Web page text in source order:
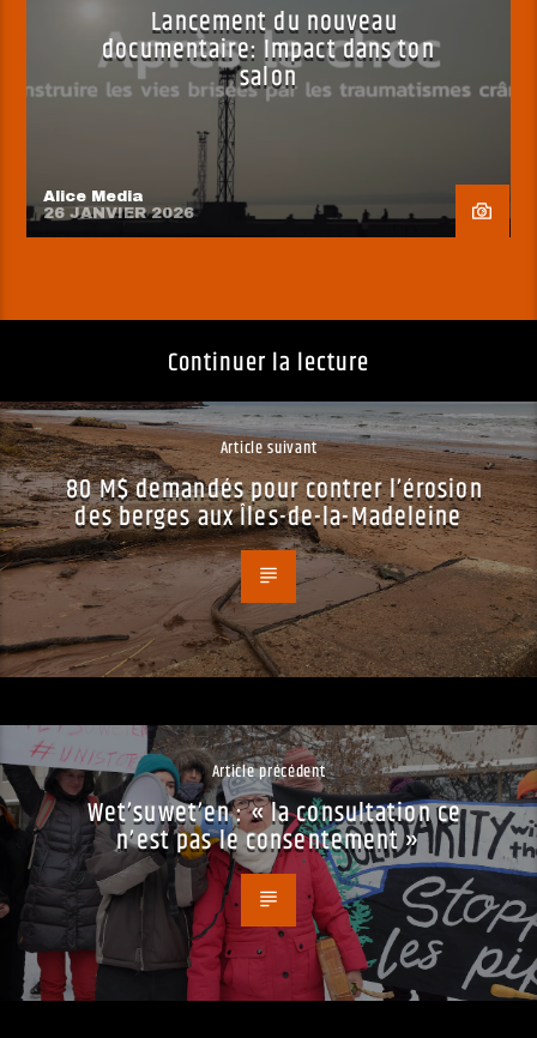
Lancement du nouveau
documentaire: Impact dans ton
salon
Alice Media
26 JANVIER 2026
Continuer la lecture
Article suivant
80 M$ demandés pour contrer l’érosion
des berges aux Îles-de-la-Madeleine
Article précédent
Wet’suwet’en : « la consultation ce
n’est pas le consentement »